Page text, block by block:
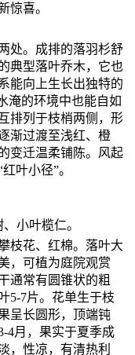
惊喜。
处。成排的落羽杉舒
典型落叶乔木，它也
能向上生长出独特的
淹的环境中也能自如
排列于枝梢两侧，形
渐过渡至浅红、橙
变迁温柔铺陈。风起
叶小径”。
小叶榄仁。
枝花、红棉。落叶大
，可植为庭院观赏
通常有圆锥状的粗
5-7片。花单生于枝
呈长圆形，顶端钝
4月，果实于夏季成
，性凉，有清热利